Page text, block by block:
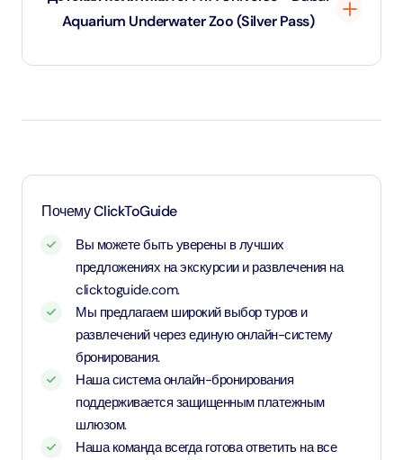
Aquarium Underwater Zoo (Silver Pass)
бесплатный.
тариф для взрослых
Почему ClickToGuide
Вы можете быть уверены в лучших
предложениях на экскурсии и развлечения на
clicktoguide.com.
Мы предлагаем широкий выбор туров и
развлечений через единую онлайн-систему
бронирования.
Наша система онлайн-бронирования
поддерживается защищенным платежным
шлюзом.
Наша команда всегда готова ответить на все